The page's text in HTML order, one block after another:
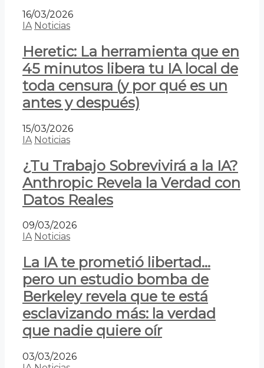
16/03/2026
IA Noticias
Heretic: La herramienta que en
45 minutos libera tu IA local de
toda censura (y por qué es un
antes y después)
15/03/2026
IA Noticias
¿Tu Trabajo Sobrevivirá a la IA?
Anthropic Revela la Verdad con
Datos Reales
09/03/2026
IA Noticias
La IA te prometió libertad…
pero un estudio bomba de
Berkeley revela que te está
esclavizando más: la verdad
que nadie quiere oír
03/03/2026